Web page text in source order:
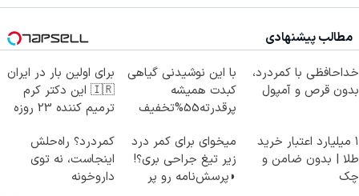
مطالب پیشنهادی
خداحافظی با کمردرد،
بدون قرص و آمپول
با این نوشیدنی گیاهی
کبدت همیشه
پرقدرته55%تخفیف
برای اولین بار در ایران
🇮🇷 این دکتر کرم
ترمیم کننده 23 روزه
۱ میلیارد اعتبار خرید
طلا | بدون ضامن و
چک
میخوای برای کمر درد
زیر تیغ جراحی بری؟!
◗پرسش‌نامه رو پر
کمردرد؟ راه‌حلش
اینجاست، نه توی
داروخونه